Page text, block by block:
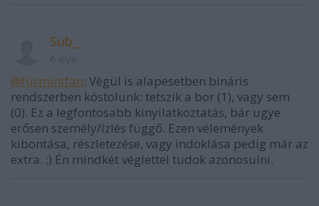
Sub_
@furmintfan: Végül is alapesetben bináris
rendszerben kóstolunk: tetszik a bor (1), vagy sem
(0). Ez a legfontosabb kinyilatkoztatás, bár ugye
erősen személy/ízlés függő. Ezen vélemények
kibontása, részletezése, vagy indoklása pedig már az
extra. ;) Én mindkét véglettel tudok azonosulni.